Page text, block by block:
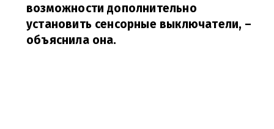
возможности дополнительно
установить сенсорные выключатели, –
объяснила она.